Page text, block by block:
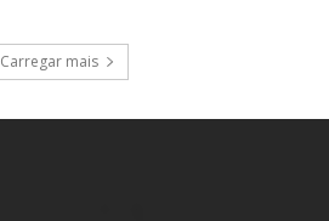
Carregar mais